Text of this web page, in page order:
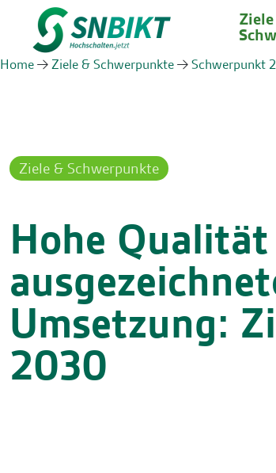
Home Ziele & Schwerpunkte Schwerpunkt 2
Ziele & Schwerpunkte
Hohe
Umsetzung:
2030